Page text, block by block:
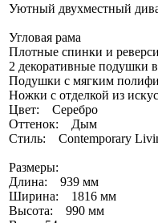
Уютный двухместный
Угловая рама
Плотные спинки и
2 декоративные подушки
Подушки с мягким
Ножки с отделкой из
Цвет: Серебро
Оттенок: Дым
Стиль: Contemporary
Размеры:
Длина: 939 мм
Ширина: 1816 мм
Высота: 990 мм